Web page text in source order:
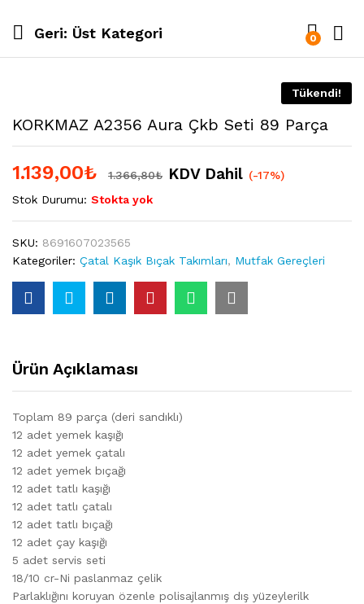
Geri: Üst Kategori 0
Tükendi!
KORKMAZ A2356 Aura Çkb Seti 89 Parça
1.139,00₺ 1.366,80₺ KDV Dahil (-17%)
Stok Durumu: Stokta yok
SKU: 8691607023565
Kategoriler: Çatal Kaşık Bıçak Takımları, Mutfak Gereçleri
Ürün Açıklaması
Toplam 89 parça (deri sandıklı)
12 adet yemek kaşığı
12 adet yemek çatalı
12 adet yemek bıçağı
12 adet tatlı kaşığı
12 adet tatlı çatalı
12 adet tatlı bıçağı
12 adet çay kaşığı
5 adet servis seti
18/10 cr-Ni paslanmaz çelik
Parlaklığını koruyan özenle polisajlanmış dış yüzeylerilk